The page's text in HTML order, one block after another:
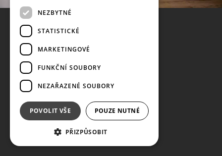
NEZBYTNÉ
STATISTICKÉ
MARKETINGOVÉ
FUNKČNÍ SOUBORY
NEZAŘAZENÉ SOUBORY
POVOLIT VŠE POUZE NUTNÉ
PŘIZPŮSOBIT